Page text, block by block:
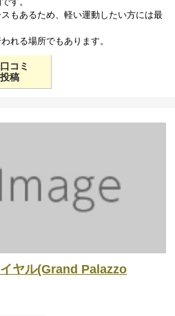
口コミ
投稿
もあるため、軽い運動したい方には最
れる場所でもあります。
ヤル(Grand Palazzo